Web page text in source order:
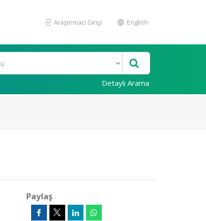
Araştırmacı Girişi English
Detaylı Arama
Paylaş